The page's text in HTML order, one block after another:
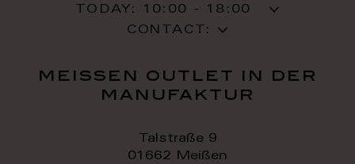
TODAY:
10:00 - 18:00
CONTACT:
meissen outlet in der
manufaktur
Talstraße 9
01662 Meißen